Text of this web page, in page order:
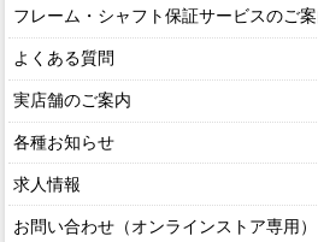
フレーム・シャフト保証サービスのご
よくある質問
実店舗のご案内
各種お知らせ
求人情報
お問い合わせ（オンラインストア専用）